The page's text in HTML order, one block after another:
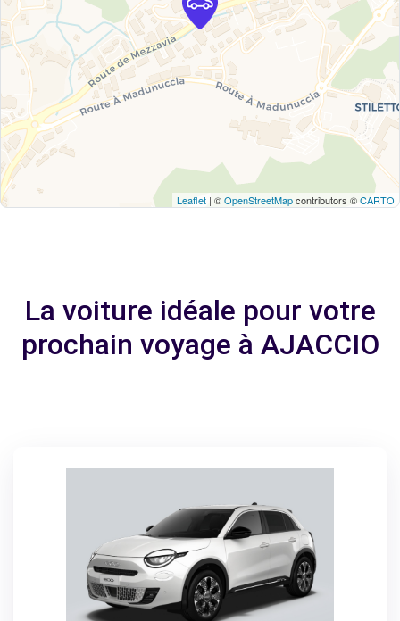
Leaflet | ©OpenStreetMapcontributors ©CARTO
La voiture idéale pour votre
prochain voyage à AJACCIO